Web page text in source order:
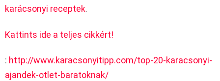
karácsonyi receptek.
Kattints ide a teljes cikkért!
: http://www.karacsonyitipp.com/top-20-karacsonyi-
ajandek-otlet-baratoknak/